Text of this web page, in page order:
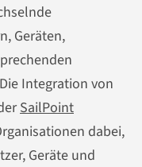
Geräten,
Integration von
SailPoint
dabei,
Geräte und